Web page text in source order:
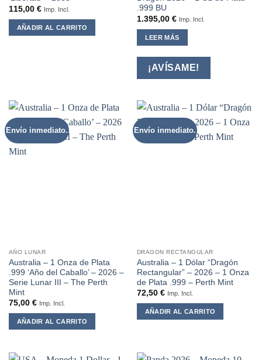
115,00 € Imp. Incl.
AÑADIR AL CARRITO
.999 BU
1.395,00 € Imp. Incl.
LEER MÁS
¡AVÍSAME!
Envío inmediato.
AÑO LUNAR
Australia – 1 Onza de Plata
.999 ‘Año del Caballo’ – 2026 –
Serie Lunar III – The Perth
Mint
75,00 € Imp. Incl.
AÑADIR AL CARRITO
Envío inmediato.
DRAGON RECTANGULAR
Australia – 1 Dólar “Dragón
Rectangular” – 2026 – 1 Onza
de Plata .999 – Perth Mint
72,50 € Imp. Incl.
AÑADIR AL CARRITO